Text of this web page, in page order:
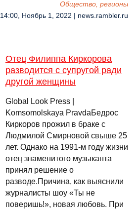
Общество, регионы
14:00, Ноябрь 1, 2022 | news.rambler.ru
Отец Филиппа Киркорова
разводится с супругой ради
другой женщины
Global Look Press |
Komsomolskaya PravdaБедрос
Киркоров прожил в браке с
Людмилой Смирновой свыше 25
лет. Однако на 1991-м году жизни
отец знаменитого музыканта
принял решение о
разводе.Причина, как выяснили
журналисты шоу «Ты не
поверишь!», новая любовь. При